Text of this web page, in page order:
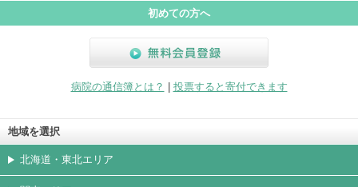
初めての方へ
病院の通信簿とは？
投票すると寄付できます
地域を選択
北海道・東北エリア